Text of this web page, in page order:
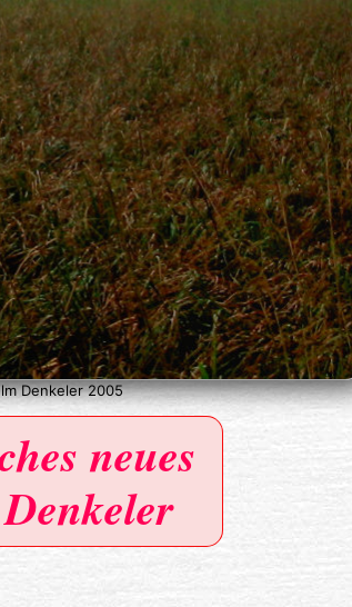
Denkeler 2005
neues